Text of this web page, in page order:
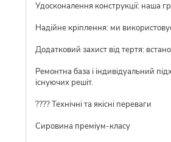
Удосконалення конструкції: наша
Надійне кріплення: ми
Додатковий захист від тертя:
Ремонтна база і індивідуальний
існуючих решіт.
???? Технічні та якісні переваги
Сировина преміум-класу